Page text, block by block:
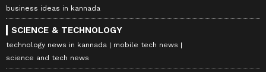
business ideas in kannada
SCIENCE & TECHNOLOGY
technology news in kannada
mobile tech news
science and tech news